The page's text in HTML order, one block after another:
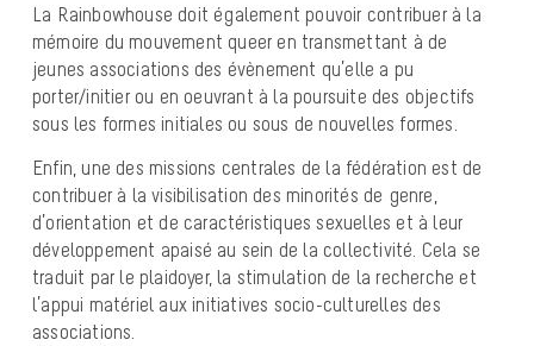
La Rainbowhouse doit également pouvoir contribuer à la
mémoire du mouvement queer en transmettant à de
jeunes associations des évènement qu’elle a pu
porter/initier ou en oeuvrant à la poursuite des objectifs
sous les formes initiales ou sous de nouvelles formes.
Enfin, une des missions centrales de la fédération est de
contribuer à la visibilisation des minorités de genre,
d’orientation et de caractéristiques sexuelles et à leur
développement apaisé au sein de la collectivité. Cela se
traduit par le plaidoyer, la stimulation de la recherche et
l’appui matériel aux initiatives socio-culturelles des
associations.